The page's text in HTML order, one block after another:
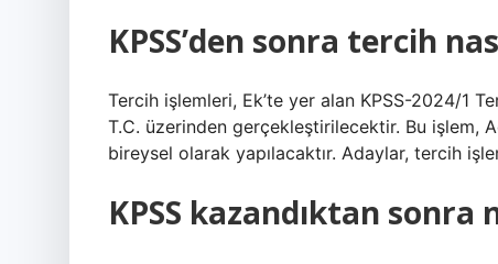
KPSS’den sonra tercih
Tercih işlemleri, Ek’te yer alan KPSS-2024/1
T.C. üzerinden gerçekleştirilecektir. Bu işlem,
bireysel olarak yapılacaktır. Adaylar, tercih
KPSS kazandıktan sonra